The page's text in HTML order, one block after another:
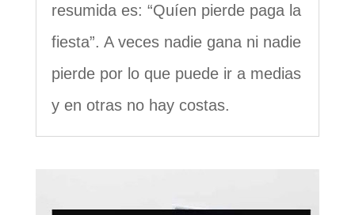
resumida es: “Quíen pierde paga la
fiesta”. A veces nadie gana ni nadie
pierde por lo que puede ir a medias
y en otras no hay costas.